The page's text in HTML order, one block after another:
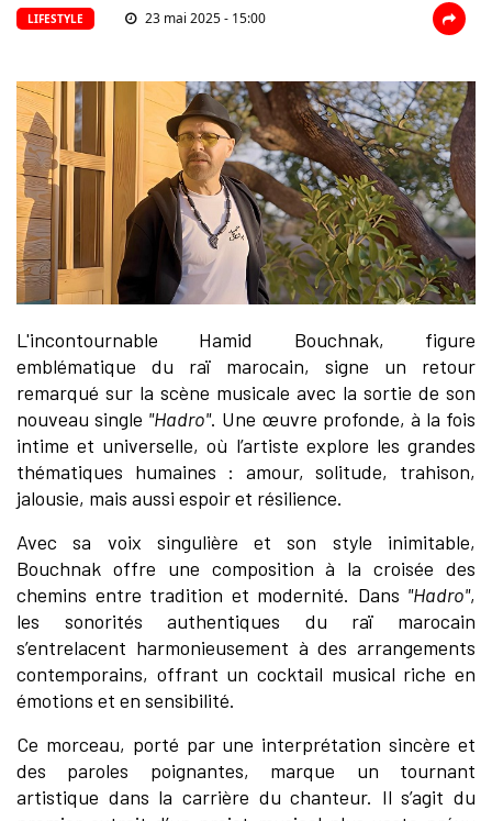
LIFESTYLE 23 mai 2025 - 15:00
L'incontournable Hamid Bouchnak, figure
emblématique du raï marocain, signe un retour
remarqué sur la scène musicale avec la sortie de son
nouveau single "Hadro". Une œuvre profonde, à la fois
intime et universelle, où l’artiste explore les grandes
thématiques humaines : amour, solitude, trahison,
jalousie, mais aussi espoir et résilience.
Avec sa voix singulière et son style inimitable,
Bouchnak offre une composition à la croisée des
chemins entre tradition et modernité. Dans "Hadro",
les sonorités authentiques du raï marocain
s’entrelacent harmonieusement à des arrangements
contemporains, offrant un cocktail musical riche en
émotions et en sensibilité.
Ce morceau, porté par une interprétation sincère et
des paroles poignantes, marque un tournant
artistique dans la carrière du chanteur. Il s’agit du